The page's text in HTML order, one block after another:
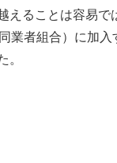
えることは容易で
業者組合）に加入
。